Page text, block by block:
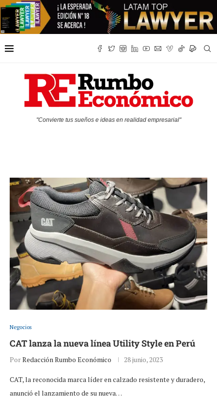
"Convierte tus sueños e ideas en realidad empresarial"
Negocios
CAT lanza la nueva línea Utility Style en Perú
PorRedacción Rumbo Económico 28 junio, 2023
CAT, la reconocida marca líder en calzado resistente y duradero,
anunció el lanzamiento de su nueva…